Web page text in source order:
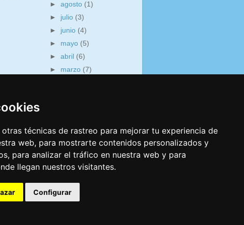
técnicas de rastreo para mejorar tu experiencia de
web, para mostrarte contenidos personalizados y
para analizar el tráfico en nuestra web y para
llegan nuestros visitantes.
Configurar
►agosto (1)
► julio (3)
► junio (4)
► mayo (5)
►abril (6)
► marzo (7)
.